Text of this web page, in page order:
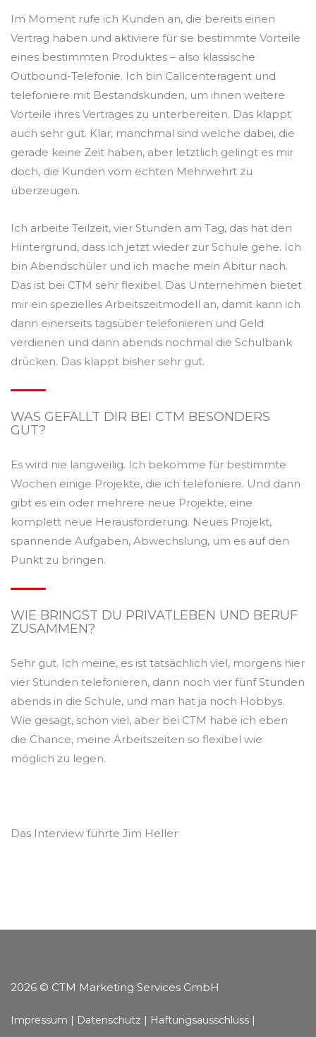
Im Moment rufe ich Kunden an, die bereits einen
Vertrag haben und aktiviere für sie bestimmte Vorteile
eines bestimmten Produktes – also klassische
Outbound-Telefonie. Ich bin Callcenteragent und
telefoniere mit Bestandskunden, um ihnen weitere
Vorteile ihres Vertrages zu unterbereiten. Das klappt
auch sehr gut. Klar, manchmal sind welche dabei, die
gerade keine Zeit haben, aber letztlich gelingt es mir
doch, die Kunden vom echten Mehrwehrt zu
überzeugen.
Ich arbeite Teilzeit, vier Stunden am Tag, das hat den
Hintergrund, dass ich jetzt wieder zur Schule gehe. Ich
bin Abendschüler und ich mache mein Abitur nach.
Das ist bei CTM sehr flexibel. Das Unternehmen bietet
mir ein spezielles Arbeitszeitmodell an, damit kann ich
dann einerseits tagsüber telefonieren und Geld
verdienen und dann abends nochmal die Schulbank
drücken. Das klappt bisher sehr gut.
WAS GEFÄLLT DIR BEI CTM BESONDERS
GUT?
Es wird nie langweilig. Ich bekomme für bestimmte
Wochen einige Projekte, die ich telefoniere. Und dann
gibt es ein oder mehrere neue Projekte, eine
komplett neue Herausforderung. Neues Projekt,
spannende Aufgaben, Abwechslung, um es auf den
Punkt zu bringen.
WIE BRINGST DU PRIVATLEBEN UND BERUF
ZUSAMMEN?
Sehr gut. Ich meine, es ist tatsächlich viel, morgens hier
vier Stunden telefonieren, dann noch vier fünf Stunden
abends in die Schule, und man hat ja noch Hobbys.
Wie gesagt, schon viel, aber bei CTM habe ich eben
die Chance, meine Arbeitszeiten so flexibel wie
möglich zu legen.
Das Interview führte Jim Heller
2026 © CTM Marketing Services GmbH
Impressum | Datenschutz | Haftungsausschluss |